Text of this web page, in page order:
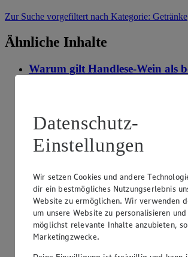
Zur Suche vorgefiltert nach Kategorie: Getränke
Ähnliche Inhalte
Warum gilt Handlese-Wein als
Die Handlese bei der Weinernte ist sehr
langsamer als die Maschinenlese.
Traubenvollernter sämtliche Beeren auf
erlaubt die Ernte per Hand eine feinere
weiterlesen
Was bedeutet Weinstein im
Kategorie:Getränke
Datenschutz-
Einstellungen
Wir setzen Cookies und andere
dir ein bestmögliches Nutzungserlebnis
Website zu ermöglichen. Wir verwenden
um unsere Website zu personalisieren
möglichst relevante Inhalte anzubieten,
Marketingzwecke.